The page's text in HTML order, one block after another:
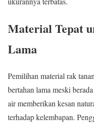
Material Tepat
Lama
Pemilihan material rak
bertahan lama meski
air memberikan kesan
terhadap kelembapan.